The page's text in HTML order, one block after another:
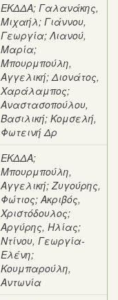
ΕΚΔΔΑ; Γαλανάκης,
Μιχαήλ; Γιάννου,
Γεωργία;Λιανού,
Μαρία;
Μπουρμπούλη,
Αγγελική;Διονάτος,
Χαράλαμπος;
Αναστασοπούλου,
Βασιλική; Κομσελή,
Φωτεινή Δρ
ΕΚΔΔΑ;
Μπουρμπούλη,
Αγγελική;Ζυγούρης,
Φώτιος;Ακριβός,
Χριστόδουλος;
Αργύρης, Ηλίας;
Ντίνου, Γεωργία-
Ελένη;
Κουμπαρούλη,
Αντωνία